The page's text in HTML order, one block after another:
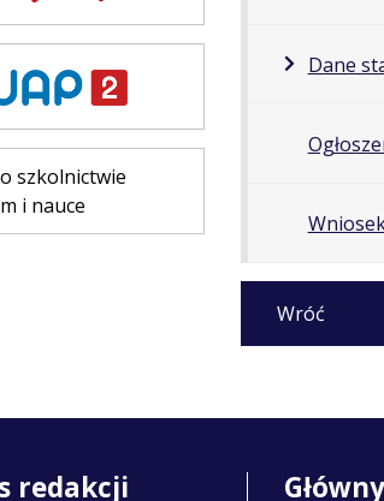
szkolnictwie
i nauce
Dane
Wróć
redakcji